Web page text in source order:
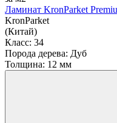
Ламинат KronParket
KronParket
(Китай)
Класс: 34
Порода дерева: Дуб
Толщина: 12 мм